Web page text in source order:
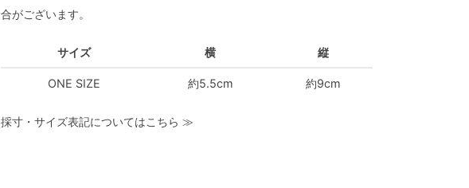
合がございます。
サイズ 横 縦
ONE SIZE 約5.5cm 約9cm
採寸・サイズ表記についてはこちら ≫